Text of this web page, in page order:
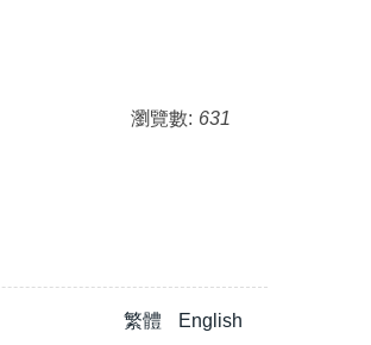
瀏覽數: 631
繁體 English